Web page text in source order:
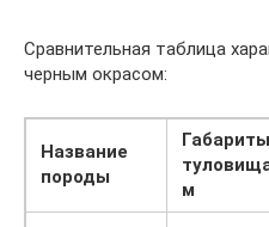
Сравнительная таблица
черным окрасом:
Название
породы
Габариты
м